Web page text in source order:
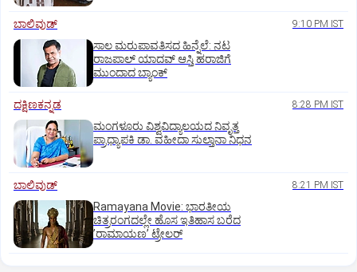
ಬಾಲಿವುಡ್‌ 9:10 PM IST
ಸಾಲ ಮರುಪಾವತಿಸದ ಹಿನ್ನೆಲೆ: ನಟ
ರಾಜಪಾಲ್ ಯಾದವ್‌ ಆಸ್ತಿ ಹರಾಜಿಗೆ
ಮುಂದಾದ ಬ್ಯಾಂಕ್
ದಕ್ಷಿಣಕನ್ನಡ 8:28 PM IST
ಮಂಗಳೂರು ವಿಶ್ವವಿದ್ಯಾಲಯದ ನಿವೃತ್ತ
ಪ್ರಾಧ್ಯಾಪಕಿ ಡಾ. ವಹೀದಾ ಸುಲ್ತಾನಾ ನಿಧನ
ಬಾಲಿವುಡ್‌ 8:21 PM IST
Ramayana Movie: ಭಾರತೀಯ
ಚಿತ್ರರಂಗದಲ್ಲೇ ಹೊಸ ಇತಿಹಾಸ ಬರೆದ
ʼರಾಮಾಯಣʼ ಟ್ರೇಲರ್